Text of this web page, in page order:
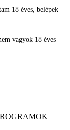
18 éves, belépek
vagyok 18 éves